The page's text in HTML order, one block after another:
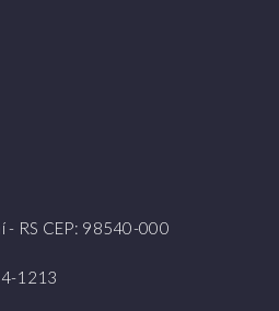
- RS CEP: 98540-000
1213